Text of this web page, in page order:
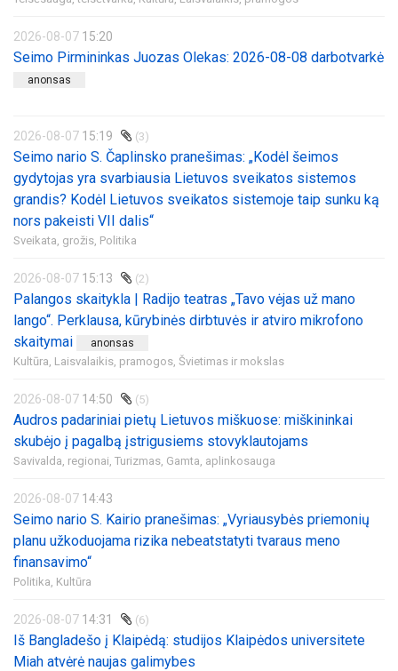
2026-08-07 15:20
Seimo Pirmininkas Juozas Olekas: 2026-08-08 darbotvarkė
anonsas
2026-08-07 15:19 (3)
Seimo nario S. Čaplinsko pranešimas: „Kodėl šeimos
gydytojas yra svarbiausia Lietuvos sveikatos sistemos
grandis? Kodėl Lietuvos sveikatos sistemoje taip sunku ką
nors pakeisti VII dalis“
Sveikata, grožis, Politika
2026-08-07 15:13 (2)
Palangos skaitykla | Radijo teatras „Tavo vėjas už mano
lango“. Perklausa, kūrybinės dirbtuvės ir atviro mikrofono
skaitymai
anonsas
Kultūra, Laisvalaikis, pramogos, Švietimas ir mokslas
2026-08-07 14:50 (5)
Audros padariniai pietų Lietuvos miškuose: miškininkai
skubėjo į pagalbą įstrigusiems stovyklautojams
Savivalda, regionai, Turizmas, Gamta, aplinkosauga
2026-08-07 14:43
Seimo nario S. Kairio pranešimas: „Vyriausybės priemonių
planu užkoduojama rizika nebeatstatyti tvaraus meno
finansavimo“
Politika, Kultūra
2026-08-07 14:31 (6)
Iš Bangladešo į Klaipėdą: studijos Klaipėdos universitete
Miah atvėrė naujas galimybes